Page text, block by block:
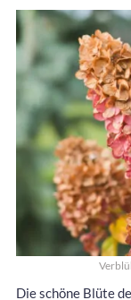
Die schöne Blüte